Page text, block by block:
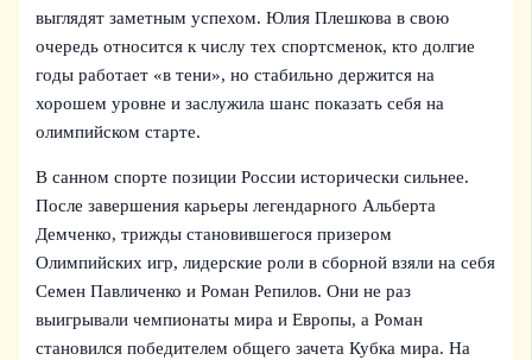
выглядят заметным успехом. Юлия Плешкова в свою
очередь относится к числу тех спортсменок, кто долгие
годы работает «в тени», но стабильно держится на
хорошем уровне и заслужила шанс показать себя на
олимпийском старте.
В санном спорте позиции России исторически сильнее.
После завершения карьеры легендарного Альберта
Демченко, трижды становившегося призером
Олимпийских игр, лидерские роли в сборной взяли на себя
Семен Павличенко и Роман Репилов. Они не раз
выигрывали чемпионаты мира и Европы, а Роман
становился победителем общего зачета Кубка мира. На